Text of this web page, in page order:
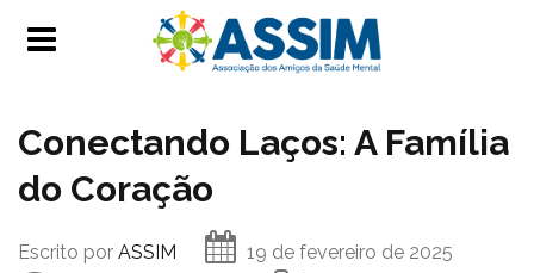
Conectando Laços: A Família
do Coração
Escrito por ASSIM
19 de fevereiro de 2025